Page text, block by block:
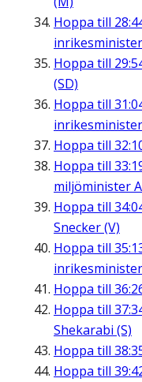
Hoppa till
Hoppa till
(SD)
Hoppa till
Hoppa till
Hoppa till
miljöminister
Hoppa till
Snecker (V)
Hoppa till
Hoppa till
Hoppa till
Shekarabi (S)
Hoppa till
Hoppa till